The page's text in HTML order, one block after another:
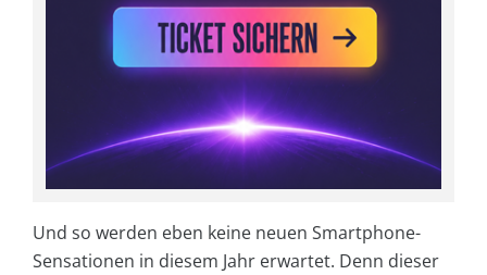
Und so werden eben keine neuen Smartphone-
Sensationen in diesem Jahr erwartet. Denn dieser